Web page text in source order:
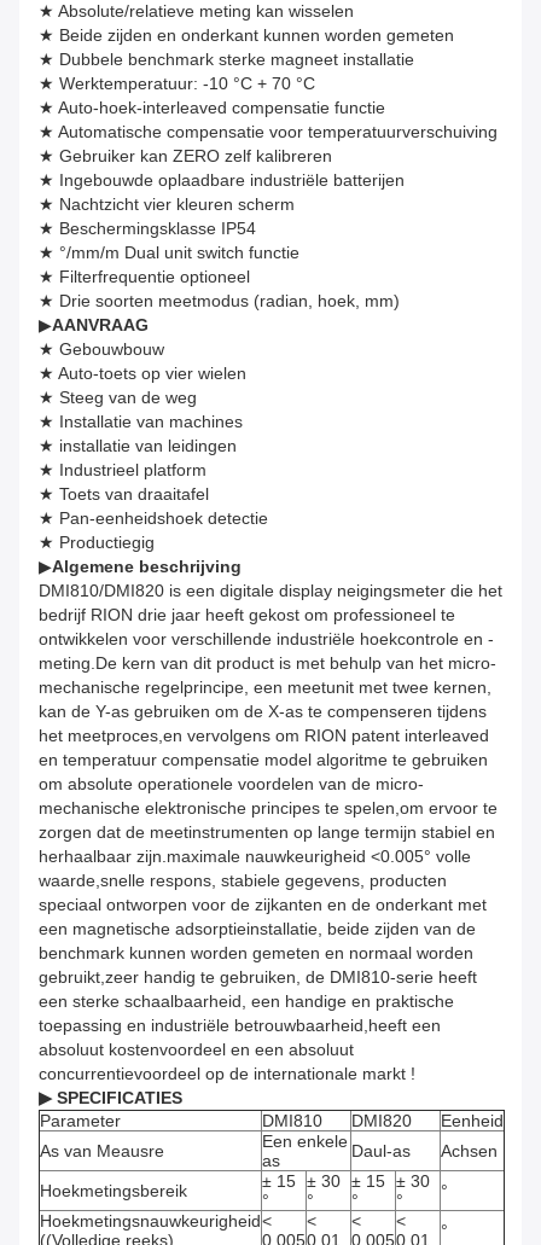
★ Absolute/relatieve meting kan wisselen
★ Beide zijden en onderkant kunnen worden gemeten
★ Dubbele benchmark sterke magneet installatie
★ Werktemperatuur: -10 °C + 70 °C
★ Auto-hoek-interleaved compensatie functie
★ Automatische compensatie voor temperatuurverschuiving
★ Gebruiker kan ZERO zelf kalibreren
★ Ingebouwde oplaadbare industriële batterijen
★ Nachtzicht vier kleuren scherm
★ Beschermingsklasse IP54
★ °/mm/m Dual unit switch functie
★ Filterfrequentie optioneel
★ Drie soorten meetmodus (radian, hoek, mm)
▶AANVRAAG
★ Gebouwbouw
★ Auto-toets op vier wielen
★ Steeg van de weg
★ Installatie van machines
★ installatie van leidingen
★ Industrieel platform
★ Toets van draaitafel
★ Pan-eenheidshoek detectie
★ Productiegig
▶Algemene beschrijving
DMI810/DMI820 is een digitale display neigingsmeter die het
bedrijf RION drie jaar heeft gekost om professioneel te
ontwikkelen voor verschillende industriële hoekcontrole en -
meting.De kern van dit product is met behulp van het micro-
mechanische regelprincipe, een meetunit met twee kernen,
kan de Y-as gebruiken om de X-as te compenseren tijdens
het meetproces,en vervolgens om RION patent interleaved
en temperatuur compensatie model algoritme te gebruiken
om absolute operationele voordelen van de micro-
mechanische elektronische principes te spelen,om ervoor te
zorgen dat de meetinstrumenten op lange termijn stabiel en
herhaalbaar zijn.maximale nauwkeurigheid <0.005° volle
waarde,snelle respons, stabiele gegevens, producten
speciaal ontworpen voor de zijkanten en de onderkant met
een magnetische adsorptieinstallatie, beide zijden van de
benchmark kunnen worden gemeten en normaal worden
gebruikt,zeer handig te gebruiken, de DMI810-serie heeft
een sterke schaalbaarheid, een handige en praktische
toepassing en industriële betrouwbaarheid,heeft een
absoluut kostenvoordeel en een absoluut
concurrentievoordeel op de internationale markt !
▶ SPECIFICATIES
Parameter
DMI810 DMI820
Eenheid
As van Meausre
Een enkele
as
Daul-as Achsen
Hoekmetingsbereik
± 15
°
± 30
°
± 15
°
± 30
°
°
Hoekmetingsnauwkeurigheid
((Volledige reeks)
<
0.005
<
0.01
<
0.005
<
0.01
°